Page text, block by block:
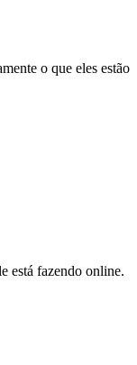
o que eles estão
está fazendo online.